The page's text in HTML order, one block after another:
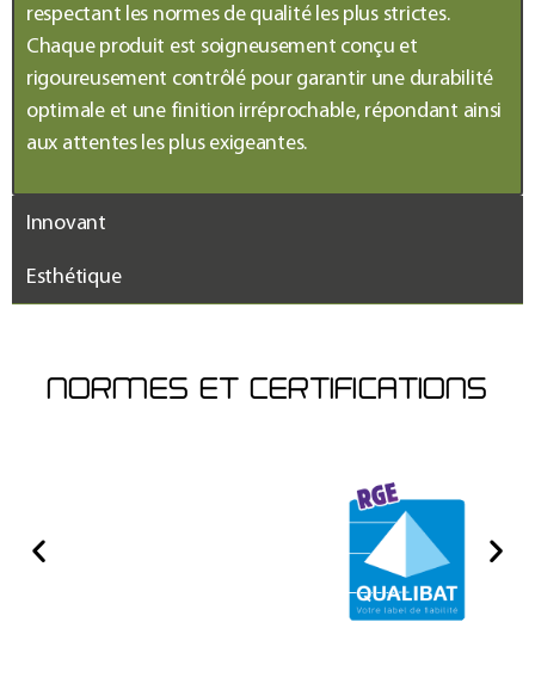
respectant les normes de qualité les plus strictes.
Chaque produit est soigneusement conçu et
rigoureusement contrôlé pour garantir une durabilité
optimale et une finition irréprochable, répondant ainsi
aux attentes les plus exigeantes.
Innovant
Esthétique
NORMES ET CERTIFICATIONS